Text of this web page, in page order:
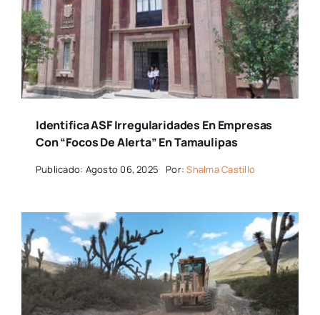
Identifica ASF Irregularidades En Empresas
Con “focos De Alerta” En Tamaulipas
Publicado: Agosto 06, 2025 Por:Shalma Castillo